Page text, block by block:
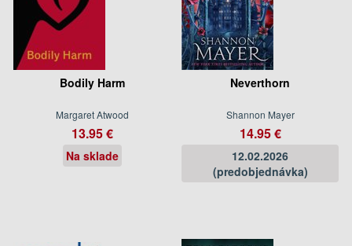
Bodily Harm
Margaret Atwood
13.95 €
Na sklade
Neverthorn
Shannon Mayer
14.95 €
12.02.2026
(predobjednávka)